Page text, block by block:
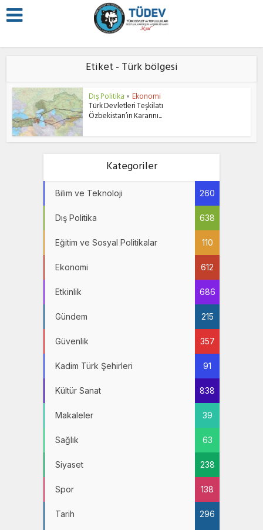
Etiket - Türk bölgesi
Dış Politika • Ekonomi
Türk Devletleri Teşkilatı
Özbekistan’ın Kararını...
Kategoriler
Bilim ve Teknoloji 260
Dış Politika 638
Eğitim ve Sosyal Politikalar 110
Ekonomi 612
Etkinlik 686
Gündem 215
Güvenlik 357
Kadim Türk Şehirleri 91
Kültür Sanat 838
Makaleler 39
Sağlık 63
Siyaset 238
Spor 138
Tarih 296